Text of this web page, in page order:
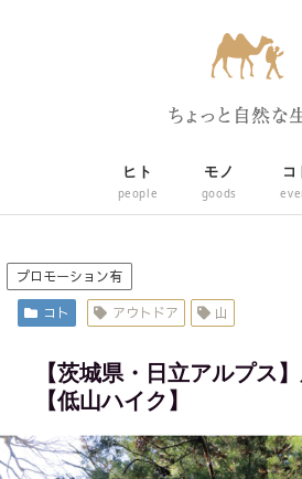
ヒト
people
モノ
goods
コ
プロモーション有
コト アウトドア 山
【茨城県・日立アルプス
【低山ハイク】